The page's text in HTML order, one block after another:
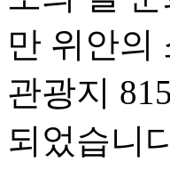
만 위안의
관광지
되었습니